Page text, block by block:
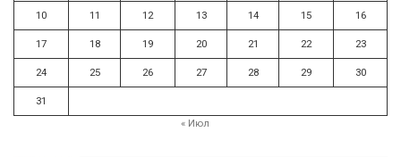
10 11 12 13 14 15 16
17 18 19 20 21 22 23
24 25 26 27 28 29 30
31
« Июл